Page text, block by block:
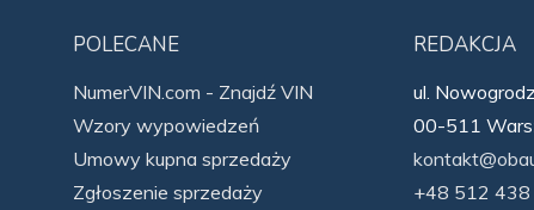
POLECANE
NumerVIN.com - Znajdź VIN
Wzory wypowiedzeń
Umowy kupna sprzedaży
Zgłoszenie sprzedaży
REDAKCJA
ul.
00-511
+48 512 438